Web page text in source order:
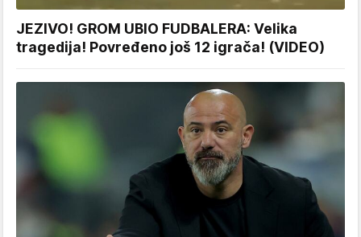
JEZIVO! GROM UBIO FUDBALERA: Velika
tragedija! Povređeno još 12 igrača! (VIDEO)